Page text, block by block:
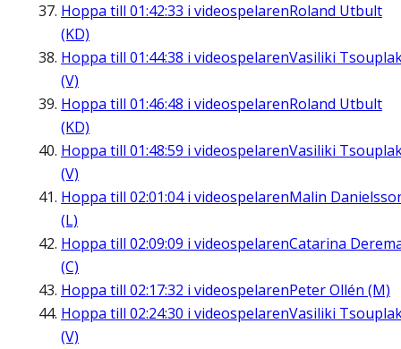
Hoppa till 01:42:33 i videospelarenRoland Utbult
(KD)
Hoppa till 01:44:38 i videospelarenVasiliki
(V)
Hoppa till 01:46:48 i videospelarenRoland Utbult
(KD)
Hoppa till 01:48:59 i videospelarenVasiliki
(V)
Hoppa till 02:01:04i videospelarenMalin
(L)
Hoppa till 02:09:09 i videospelarenCatarina
(C)
Hoppa till 02:17:32 i videospelarenPeter Ollén (M)
Hoppa till 02:24:30 i videospelarenVasiliki
(V)